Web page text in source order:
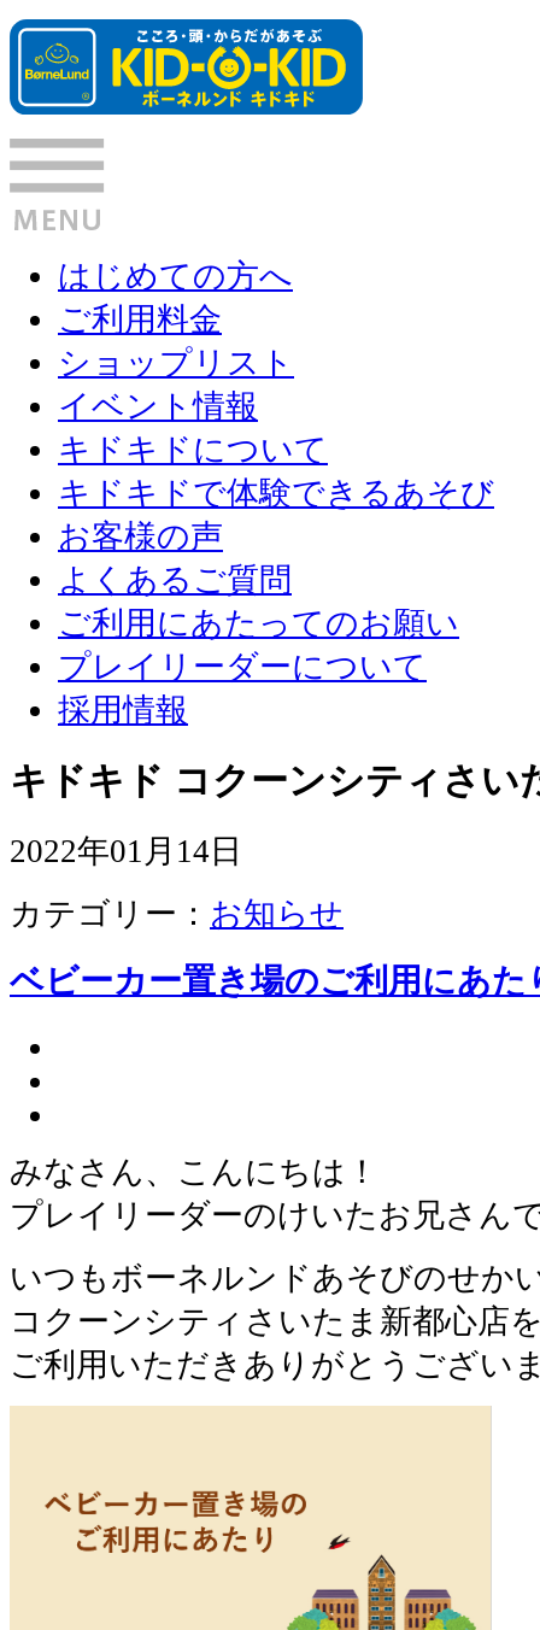
はじめての方へ
ご利用料金
ショップリスト
イベント情報
キドキドについて
キドキドで体験できるあそび
お客様の声
よくあるご質問
ご利用にあたってのお願い
プレイリーダーについて
採用情報
キドキド コクーンシティさい
2022年01月14日
カテゴリー： お知らせ
ベビーカー置き場のご利用にあた
みなさん、こんにちは！
プレイリーダーのけいたお兄さん
いつもボーネルンドあそびのせか
コクーンシティさいたま新都心店
ご利用いただきありがとうござい